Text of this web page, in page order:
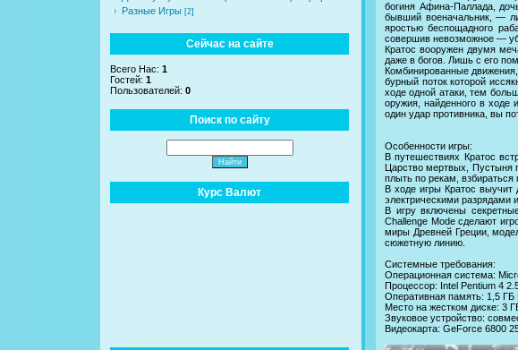
Разные Игры [2]
Сейчас на сайте
Всего Нас: 1
Гостей: 1
Пользователей: 0
Поиск по сайту
Курс Валют
богиня Афина-Паллада,
бывший военачальник, —
яростью беспощадного
совершив невозможное —
Кратос вооружен двумя
даже в богов. Лишь с его
Комбинированные
бурный поток которой
ходе одной атаки, тем
оружия, найденного в ходе
один удар противника, вы
Особенности игры:
В путешествиях Кратос
Царство мертвых, Пустыня
плыть по рекам,
В ходе игры Кратос
электрическими разрядами
В игру включены
Challenge Mode сделают
миры Древней Греции,
сюжетную линию.
Системные требования:
Операционная система:
Процессор: Intel Pentium 4
Оперативная память: 1,5 ГБ
Место на жестком диске: 3
Звуковое устройство:
Видеокарта: GeForce 6800